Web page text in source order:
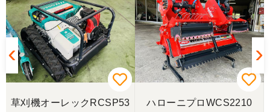
草刈機オーレックRCSP53
ハローニプロWCS2210